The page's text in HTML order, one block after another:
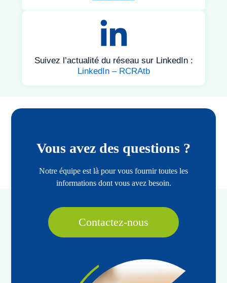
Suivez l’actualité du réseau sur LinkedIn :
LinkedIn – RCRAtb
Vous avez des questions ?
Notre équipe est là pour vous fournir toutes les
informations dont vous avez besoin.
Contactez-nous